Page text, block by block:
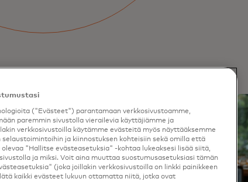
("Evästeet") parantamaan verkkosivustoamme,
paremmin sivustolla vierailevia käyttäjiämme ja
verkkosivustoilla käytämme evästeitä myös näyttääksemme
ja kiinnostuksen kohteisiin sekä omilla että
"Hallitse evästeasetuksia" -kohtaa lukeaksesi lisää siitä,
ja miksi. Voit aina muuttaa suostumusasetuksiasi tämän
(joka joillakin verkkosivustoilla on linkki painikkeen
kaikki evästeet lukuun ottamatta niitä, jotka ovat